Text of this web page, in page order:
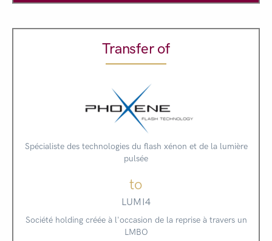
Transfer of
Spécialiste des technologies du flash xénon et de la lumière
pulsée
to
LUMI4
Société holding créée à l'occasion de la reprise à travers un
LMBO